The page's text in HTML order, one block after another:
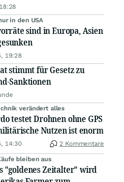
in den USA
sind in Europa, Asien
19:28
stimmt für Gesetz zu
Sanktionen
verändert alles
testet Drohnen ohne GPS
Nutzen ist enorm
14:30 2 Kommentare
bleiben aus
"goldenes Zeitalter" wird